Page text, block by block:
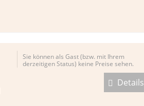
Sie können als Gast (bzw. mit Ihrem
derzeitigen Status) keine Preise sehen.
Details